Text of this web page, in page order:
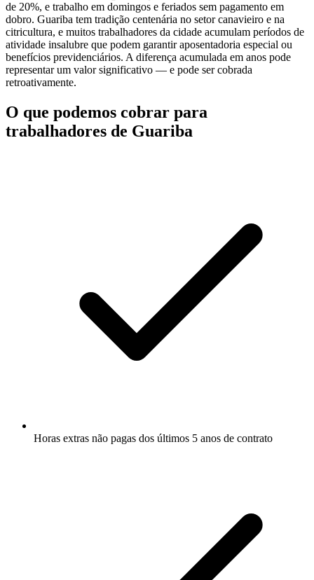
de 20%, e trabalho em domingos e feriados sem pagamento em
dobro. Guariba tem tradição centenária no setor canavieiro e na
citricultura, e muitos trabalhadores da cidade acumulam períodos de
atividade insalubre que podem garantir aposentadoria especial ou
benefícios previdenciários. A diferença acumulada em anos pode
representar um valor significativo — e pode ser cobrada
retroativamente.
O que podemos cobrar para
trabalhadores de Guariba
Horas extras não pagas dos últimos 5 anos de contrato